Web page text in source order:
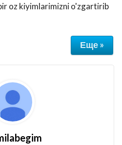
oz kiyimlarimizni o'zgartirib
Еще »